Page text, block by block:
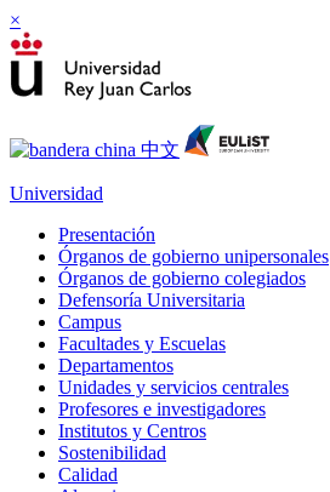
×
Universidad
Presentación
Órganos de gobierno unipersonales
Órganos de gobierno colegiados
Defensoría Universitaria
Campus
Facultades y Escuelas
Departamentos
Unidades y servicios centrales
Profesores e investigadores
Institutos y Centros
Sostenibilidad
Calidad